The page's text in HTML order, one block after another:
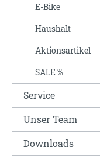
E-Bike
Haushalt
Aktionsartikel
SALE %
Service
Unser Team
Downloads